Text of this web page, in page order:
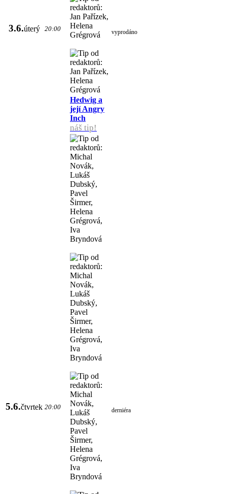
3.6.úterý 20:00 vyprodáno
5.6.čtvrtek 20:00
Hedwig a
její Angry
Inch
náš tip!
derniéra